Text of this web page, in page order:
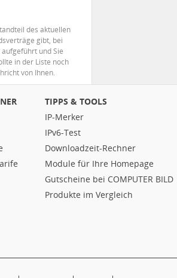
des aktuellen
gibt, bei
und Sie
in der Liste noch
von Ihnen.
TIPPS & TOOLS
IP-Merker
IPv6-Test
Downloadzeit-Rechner
Module für Ihre Homepage
Gutscheine bei COMPUTER BILD
Produkte im Vergleich